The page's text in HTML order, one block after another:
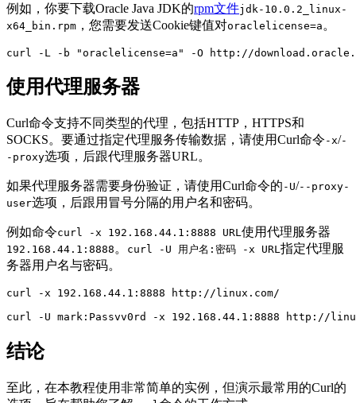
例如，你要下载Oracle Java JDK的rpm文件jdk-10.0.2_linux-
x64_bin.rpm ，您需要发送Cookie键值对oraclelicense=a 。
curl -L -b "oraclelicense=a" -O http://
使用代理服务器
Curl命令支持不同类型的代理，包括HTTP，HTTPS和
SOCKS。要通过指定代理服务传输数据，请使用Curl命令 -x/-
-proxy选项，后跟代理服务器URL。
如果代理服务器需要身份验证，请使用Curl命令的 -U/--proxy-
user选项，后跟用冒号分隔的用户名和密码。
例如命令curl -x 192.168.44.1:8888 URL使用代理服务器
192.168.44.1:8888 。 curl -U 用户名:密码 -x URL指定代理服
务器用户名与密码。
curl -x 192.168.44.1:8888 http://linux.com/
curl -U mark:Passvv0rd -x 192.168.44.1:8888 http://
结论
至此，在本教程使用非常简单的实例，但演示最常用的Curl的